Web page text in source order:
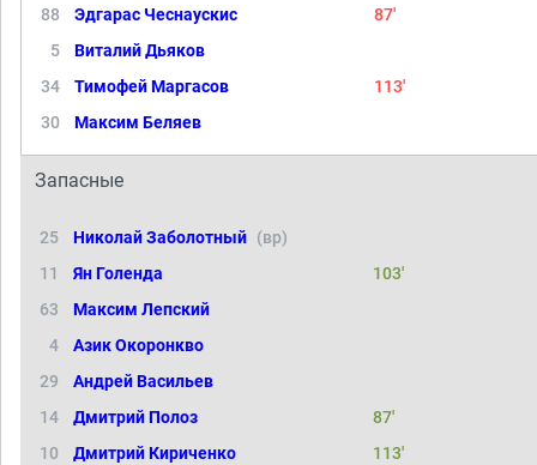
88
Эдгарас Чеснаускис
87'
5
Виталий Дьяков
34
Тимофей Маргасов
113'
30
Максим Беляев
Запасные
25 Николай Заболотный (вр)
11
Ян Голенда
103'
63
Максим Лепский
4
Азик Окоронкво
29
Андрей Васильев
14
Дмитрий Полоз
87'
10
Дмитрий Кириченко 113'